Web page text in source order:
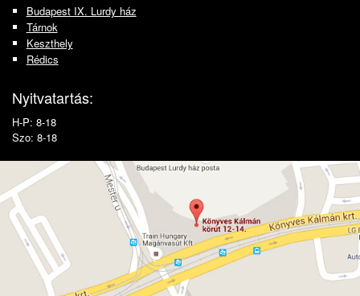
Budapest IX. Lurdy ház
Tárnok
Keszthely
Rédics
Nyitvatartás:
H-P: 8-18
Szo: 8-18